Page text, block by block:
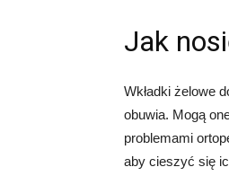
Jak
Wkładki żelowe
obuwia. Mogą
problemami
aby cieszyć się